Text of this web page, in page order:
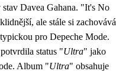
Davea Gahana. "It's No
ale stále si zachovává
pro Depeche Mode.
status "Ultra" jako
Album "Ultra" obsahuje